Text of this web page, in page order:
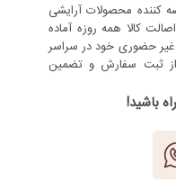
کننده محصولات آرایشی
کالا همه روزه آماده
حضوری خود در سراسر
ثبت سفارش و تضمین
باشید!